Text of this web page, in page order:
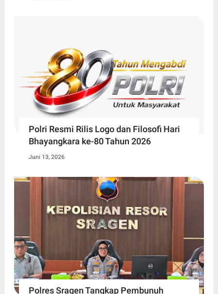
Polri Resmi Rilis Logo dan Filosofi Hari
Bhayangkara ke-80 Tahun 2026
Juni 13, 2026
Polres Sragen Tangkap Pembunuh